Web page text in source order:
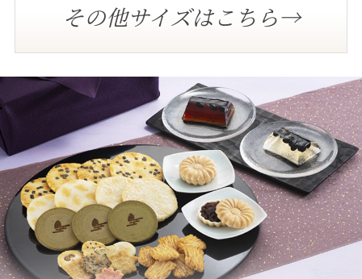
その他サイズはこちら→